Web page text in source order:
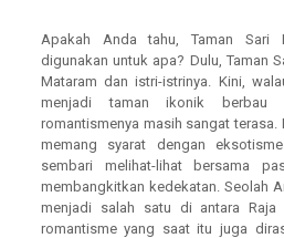
Apakah Anda tahu, Taman Sari
digunakan untuk apa? Dulu, Taman
Mataram dan istri-istrinya. Kini,
menjadi taman ikonik berbau
romantismenya masih sangat terasa.
memang syarat dengan
sembari melihat-lihat bersama
membangkitkan kedekatan. Seolah
menjadi salah satu di antara Raja
romantisme yang saat itu juga